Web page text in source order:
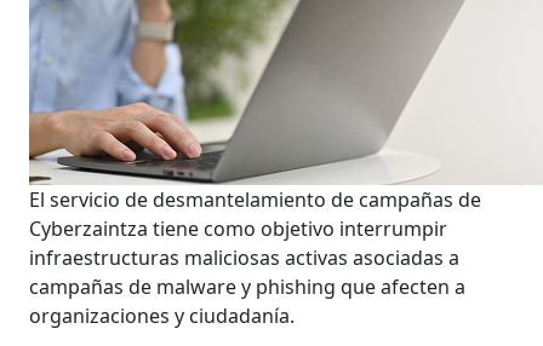
El servicio de desmantelamiento de campañas de
Cyberzaintza tiene como objetivo interrumpir
infraestructuras maliciosas activas asociadas a
campañas de malware y phishing que afecten a
organizaciones y ciudadanía.